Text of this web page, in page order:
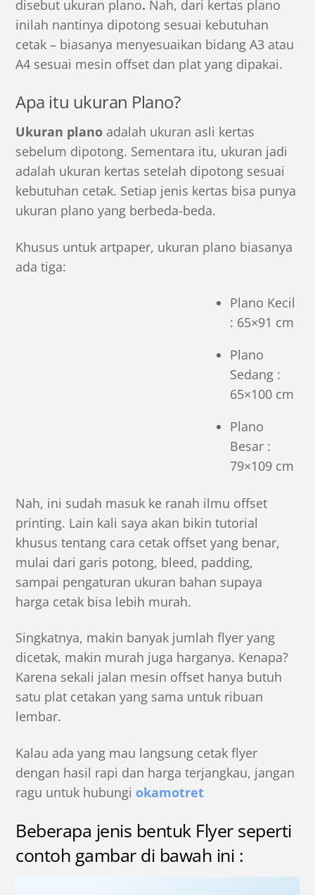
disebut ukuran plano. Nah, dari kertas plano
inilah nantinya dipotong sesuai kebutuhan
cetak – biasanya menyesuaikan bidang A3 atau
A4 sesuai mesin offset dan plat yang dipakai.
Apa itu ukuran Plano?
Ukuran plano adalah ukuran asli kertas
sebelum dipotong. Sementara itu, ukuran jadi
adalah ukuran kertas setelah dipotong sesuai
kebutuhan cetak. Setiap jenis kertas bisa punya
ukuran plano yang berbeda-beda.
Khusus untuk artpaper, ukuran plano biasanya
ada tiga:
Plano Kecil
: 65×91 cm
Plano
Sedang :
65×100 cm
Plano
Besar :
79×109 cm
Nah, ini sudah masuk ke ranah ilmu offset
printing. Lain kali saya akan bikin tutorial
khusus tentang cara cetak offset yang benar,
mulai dari garis potong, bleed, padding,
sampai pengaturan ukuran bahan supaya
harga cetak bisa lebih murah.
Singkatnya, makin banyak jumlah flyer yang
dicetak, makin murah juga harganya. Kenapa?
Karena sekali jalan mesin offset hanya butuh
satu plat cetakan yang sama untuk ribuan
lembar.
Kalau ada yang mau langsung cetak flyer
dengan hasil rapi dan harga terjangkau, jangan
ragu untuk hubungi okamotret
Beberapa jenis bentuk Flyer seperti
contoh gambar di bawah ini :